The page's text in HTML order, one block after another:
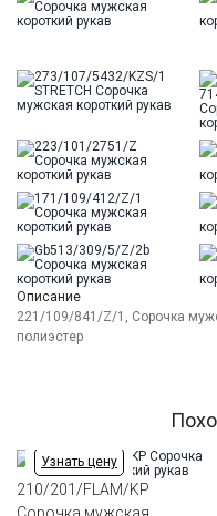
Описание
221/109/841/Z/1, Сорочка
полиэстер
Узнать цену
210/201/FLAM/KP